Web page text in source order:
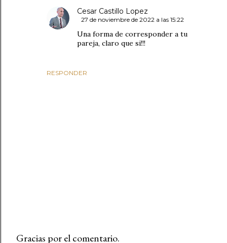
RESPONDER
Cesar Castillo Lopez
27 de noviembre de 2022 a las 15:22
Una forma de corresponder a tu
pareja, claro que si!!!
Gracias por el comentario.